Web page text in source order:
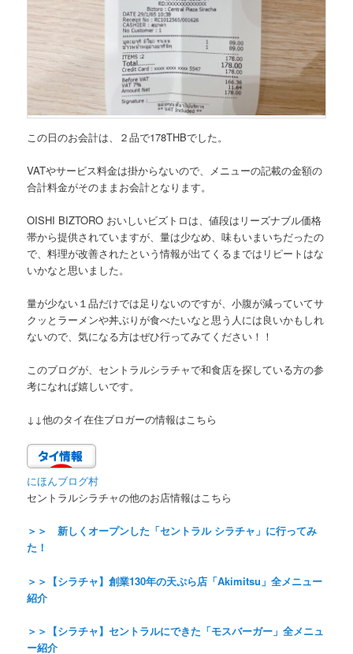
この日のお会計は、 ２品で178THBでした。
VATやサービス料金は掛からないので、メニューの記載の金額の
合計料金がそのままお会計となります。
OISHI BIZTORO おいしいビズトロは、値段はリーズナブル価格
帯から提供されていますが、量は少なめ、味もいまいちだったの
で、料理が改善されたという情報が出てくるまではリピートはな
いかなと思いました。
量が少ない１品だけでは足りないのですが、小腹が減っていてサ
クッとラーメンや丼ぶりが食べたいなと思う人には良いかもしれ
ないので、気になる方はぜひ行ってみてください！！
このブログが、セントラルシラチャで和食店を探している方の参
考になれば嬉しいです。
↓↓他のタイ在住ブロガーの情報はこちら
にほんブログ村
セントラルシラチャの他のお店情報はこちら
＞＞
新しくオープンした「セントラル シラチャ」に行ってみ
た！
＞＞【シラチャ】創業130年の天ぷら店「Akimitsu」全メニュー
紹介
＞＞【シラチャ】セントラルにできた「モスバーガー」全メニュ
ー紹介